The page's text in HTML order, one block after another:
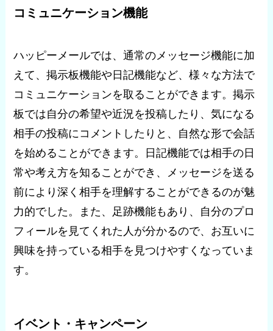
コミュニケーション機能
ハッピーメールでは、通常のメッセージ機能に加
えて、掲示板機能や日記機能など、様々な方法で
コミュニケーションを取ることができます。掲示
板では自分の希望や近況を投稿したり、気になる
相手の投稿にコメントしたりと、自然な形で会話
を始めることができます。日記機能では相手の日
常や考え方を知ることができ、メッセージを送る
前により深く相手を理解することができるのが魅
力的でした。また、足跡機能もあり、自分のプロ
フィールを見てくれた人が分かるので、お互いに
興味を持っている相手を見つけやすくなっていま
す。
イベント・キャンペーン